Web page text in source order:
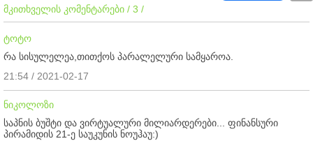
მკითხველის კომენტარები / 3 /
ტოტო
რა სისულელეა,თითქოს პარალელური სამყაროა.
21:54 / 2021-02-17
ნიკოლოზი
საპნის ბუშტი და ვირტუალური მილიარდერები... ფინანსური
პირამიდის 21-ე საუკუნის ნოუჰაუ:)